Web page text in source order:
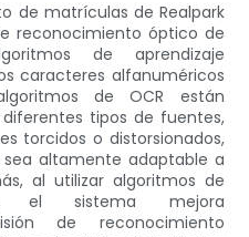
de matrículas de Realpark
reconocimiento óptico de
de aprendizaje
caracteres alfanuméricos
de OCR están
tipos de fuentes,
torcidos o distorsionados,
altamente adaptable a
al utilizar algoritmos de
el sistema mejora
de reconocimiento